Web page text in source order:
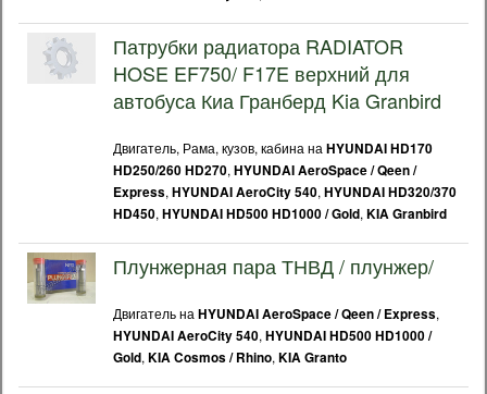
Патрубки радиатора RADIATOR
HOSE EF750/ F17E верхний для
автобуса Киа Гранберд Kia Granbird
Двигатель, Рама, кузов, кабина на HYUNDAI HD170
HD250/260 HD270, HYUNDAI AeroSpace / Qeen /
Express, HYUNDAI AeroCity 540, HYUNDAI HD320/370
HD450, HYUNDAI HD500 HD1000 / Gold, KIA Granbird
Плунжерная пара ТНВД / плунжер/
Двигатель на HYUNDAI AeroSpace / Qeen / Express,
HYUNDAI AeroCity 540, HYUNDAI HD500 HD1000 /
Gold, KIA Cosmos / Rhino, KIA Granto